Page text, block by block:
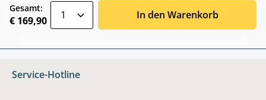
Gesamt:
€ 169,90 In den Warenkorb
Service-Hotline